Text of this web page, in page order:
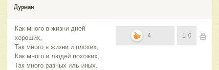
Дурман
Как много в жизни дней
хороших,
Так много в жизни и плохих,
Как много и людей похожих,
Так много разных иль иных.
4 0